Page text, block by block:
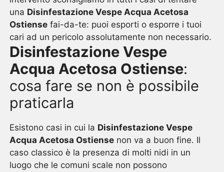
una Disinfestazione Vespe Acqua Acetosa
Ostiense fai-da-te: puoi esporti o esporre i tuoi
cari ad un pericolo assolutamente non necessario.
Disinfestazione Vespe
Acqua Acetosa Ostiense:
cosa fare se non è possibile
praticarla
Esistono casi in cui la Disinfestazione Vespe
Acqua Acetosa Ostiense non va a buon fine. Il
caso classico è la presenza di molti nidi in un
luogo che le comuni scale non possono